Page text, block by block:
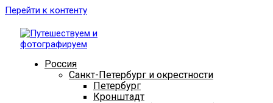
Перейти к контенту
Россия
Санкт-Петербург и окрестности
Петербург
Кронштадт